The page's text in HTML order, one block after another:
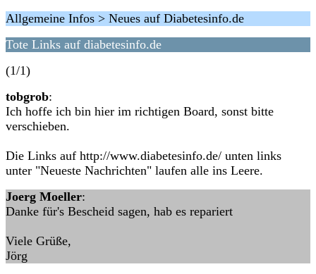
Allgemeine Infos > Neues auf Diabetesinfo.de
Tote Links auf diabetesinfo.de
(1/1)
tobgrob:
Ich hoffe ich bin hier im richtigen Board, sonst bitte
verschieben.
Die Links auf http://www.diabetesinfo.de/ unten links
unter "Neueste Nachrichten" laufen alle ins Leere.
Joerg Moeller:
Danke für's Bescheid sagen, hab es repariert
Viele Grüße,
Jörg